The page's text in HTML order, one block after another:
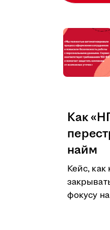
Как
найм
Кейс, как
фокусу